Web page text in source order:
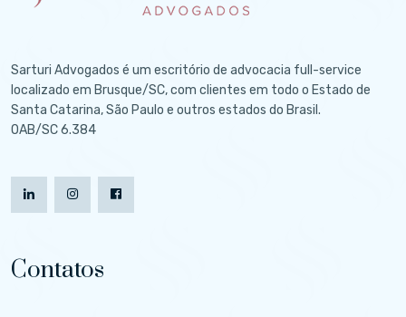
Sarturi Advogados é um escritório de advocacia full-service
localizado em Brusque/SC, com clientes em todo o Estado de
Santa Catarina, São Paulo e outros estados do Brasil.
OAB/SC 6.384
Contatos